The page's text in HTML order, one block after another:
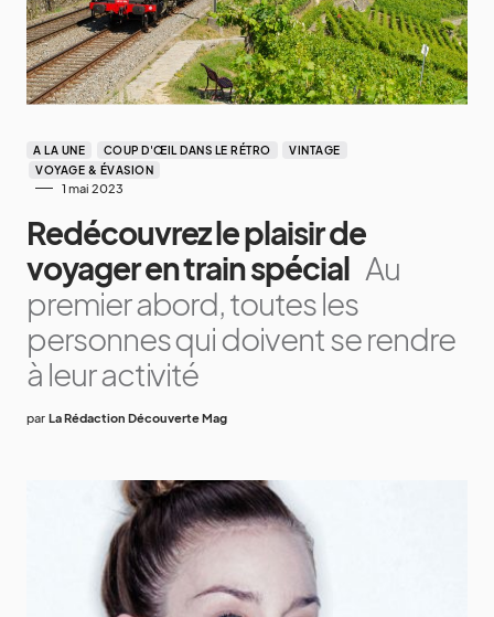
A LA UNE COUP D'ŒIL DANS LE RÉTRO
VINTAGE
VOYAGE & ÉVASION
1 mai 2023
Redécouvrez le plaisir de
voyager en train spécial Au
premier abord, toutes les
personnes qui doivent se rendre
à leur activité
par La Rédaction Découverte Mag